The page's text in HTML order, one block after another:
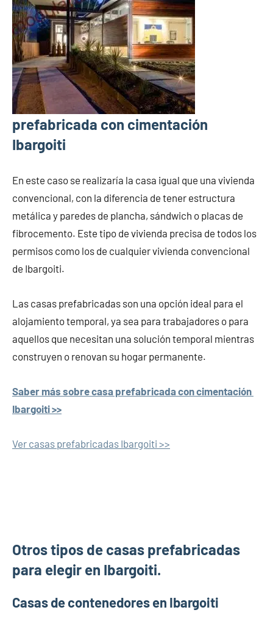
prefabricada con cimentación
Ibargoiti
En este caso se realizaría la casa igual que una vivienda
convencional, con la diferencia de tener estructura
metálica y paredes de plancha, sándwich o placas de
fibrocemento. Este tipo de vivienda precisa de todos los
permisos como los de cualquier vivienda convencional
de Ibargoiti.
Las casas prefabricadas son una opción ideal para el
alojamiento temporal, ya sea para trabajadores o para
aquellos que necesitan una solución temporal mientras
construyen o renovan su hogar permanente.
Saber más sobre casa prefabricada con cimentación
Ibargoiti >>
Ver casas prefabricadas Ibargoiti >>
Otros tipos de casas prefabricadas
para elegir en Ibargoiti.
Casas de contenedores en Ibargoiti